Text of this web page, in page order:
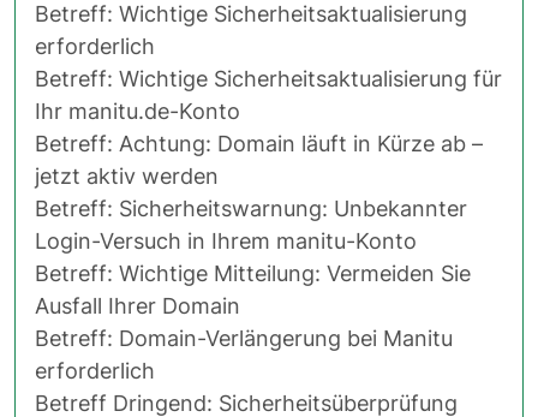
Betreff: Wichtige Sicherheitsaktualisierung
erforderlich
Betreff: Wichtige Sicherheitsaktualisierung für
Ihr manitu.de-Konto
Betreff: Achtung: Domain läuft in Kürze ab –
jetzt aktiv werden
Betreff: Sicherheitswarnung: Unbekannter
Login-Versuch in Ihrem manitu-Konto
Betreff: Wichtige Mitteilung: Vermeiden Sie
Ausfall Ihrer Domain
Betreff: Domain-Verlängerung bei Manitu
erforderlich
Betreff Dringend: Sicherheitsüberprüfung